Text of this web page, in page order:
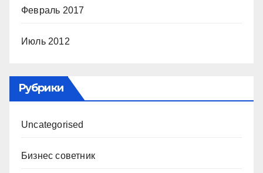
Февраль 2017
Июль 2012
Рубрики
Uncategorised
Бизнес советник